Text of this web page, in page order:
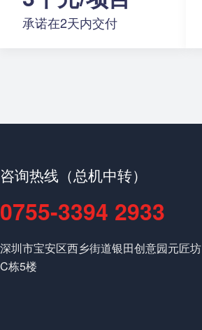
承诺在2天内交付
咨询热线（总机中转）
0755-3394 2933
深圳市宝安区西乡街道银田创意园元匠坊
C栋5楼